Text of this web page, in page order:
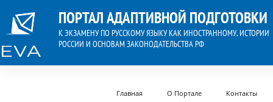
ПОРТАЛ АДАПТИВНОЙ ПОДГОТОВКИ
К ЭКЗАМЕНУ ПО РУССКОМУ ЯЗЫКУ КАК ИНОСТРАННОМУ, ИСТОРИИ
РОССИИ И ОСНОВАМ ЗАКОНОДАТЕЛЬСТВА РФ
Главная О Портале Контакты